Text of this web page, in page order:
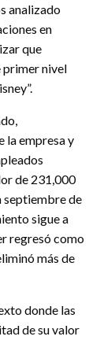
analizado
en
que
primer nivel
la empresa y
de 231,000
septiembre de
sigue a
regresó como
más de
donde las
de su valor